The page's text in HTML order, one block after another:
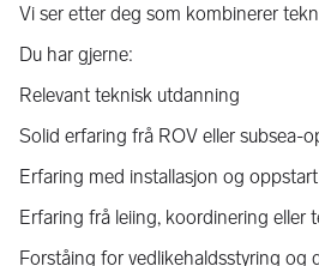
Vi ser etter deg som kombinerer
Du har gjerne:
Relevant teknisk utdanning
Solid erfaring frå ROV eller subsea-
Erfaring med installasjon og
Erfaring frå leiing, koordinering eller
Forståing for vedlikehaldsstyring og